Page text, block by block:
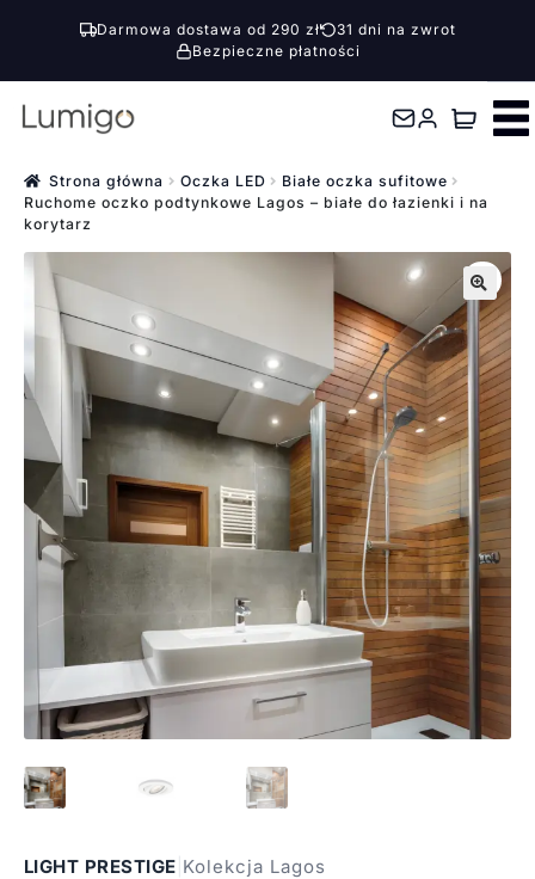
Darmowa dostawa od 290 zł
31 dni na zwrot
Bezpieczne płatności
Przejdź
nawigacji
Przejdź
treści Strona główna Oczka LED
Białe oczka sufitowe
Ruchome oczko podtynkowe Lagos – białe do łazienki i na
korytarz
🔍
LIGHT PRESTIGE Kolekcja Lagos